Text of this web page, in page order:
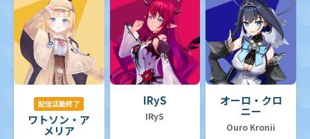
配信活動終了
ワトソン・ア
メリア
IRyS
IRyS
オーロ・クロ
ニー
Ouro Kronii